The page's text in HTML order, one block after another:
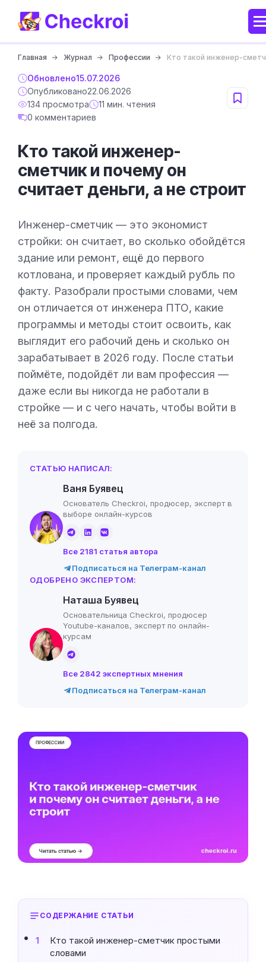
Главная Журнал Профессии Кто такой инженер-
Обновлено15.07.2026
Опубликовано22.06.2026
134 просмотра
11 мин. чтения
0 комментариев
Кто такой инженер-
сметчик и почему он
считает деньги, а не строит
Инженер-сметчик — это экономист
стройки: он считает, во сколько обойдётся
здание или ремонт, ещё до первого
котлована, и проверяет каждый рубль по
факту. Разобрали простыми словами, чем
он отличается от инженера ПТО, какие
программы и методы стоит освоить, как
выглядит его рабочий день и сколько он
зарабатывает в 2026 году. После статьи
поймёте, подойдёт ли вам профессия —
даже если вы никогда не работали в
стройке — и с чего начать, чтобы войти в
неё за полгода.
СТАТЬЮ НАПИСАЛ:
Ваня Буявец
Основатель Checkroi, продюсер, эксперт в
выборе онлайн-курсов
Все 2181 статья автора
Подписаться на Телеграм-канал
ОДОБРЕНО ЭКСПЕРТОМ:
Наташа Буявец
Основательница Checkroi, продюсер
Youtube-каналов, эксперт по онлайн-
курсам
Все 2842 экспертных мнения
Подписаться на Телеграм-канал
СОДЕРЖАНИЕ СТАТЬИ
1
Кто такой инженер-сметчик простыми
словами